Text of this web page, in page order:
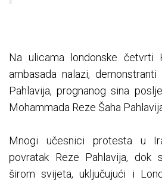
Na ulicama londonske četvrti
ambasada nalazi,
Pahlavija, prognanog sina
Mohammada Reze Šaha
Mnogi učesnici protesta u
povratak Reze Pahlavija, dok
širom svijeta, uključujući i